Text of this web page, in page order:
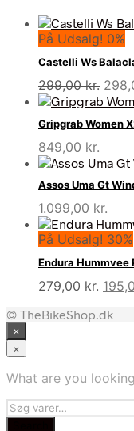
På Udsalg! 0%
Castelli Ws
299,00kr. Den
var:
Gripgrab Women
849,00 kr.
Assos Uma Gt
1.099,00 kr.
På Udsalg! 30%
Endura Hummvee
279,00kr. Den
pris
© TheBikeShop.dk
×
×
What are you